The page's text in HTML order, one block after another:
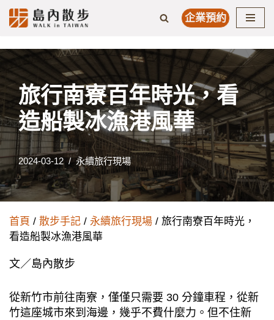
to
content
企業預約
旅行南寮百年時光，看
造船製冰漁港風華
2024-03-12 永續旅行現場
首頁 / 散步手記 / 永續旅行現場 / 旅行南寮百年時光，
看造船製冰漁港風華
文／島內散步
從新竹市前往南寮，僅僅只需要 30 分鐘車程，從新
竹這座城市來到海邊，幾乎不費什麼力。但不住新